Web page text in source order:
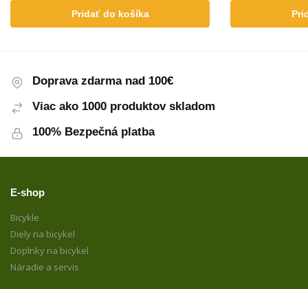
Pridať do košíka
Doprava zdarma nad 100€
Viac ako 1000 produktov skladom
100% Bezpečná platba
E-shop
Bicykle
Diely na bicykel
Doplnky na bicykel
Náradie a servis